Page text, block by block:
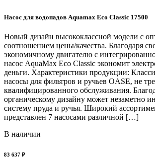
Насос для водопадов Aquamax Eco Classic 17500
Новый дизайн высококлассной модели с
соотношением цены/качества. Благодаря
экономичному двигателю с
насос AquaMax Eco Classic экономит
деньги. Характеристики продукции:
насосы для фильтров и ручьев OASE, не
квалифицированного обслуживания.
органическому дизайну может незаметно
систему пруда и ручья. Широкий
представлен 7 насосами различной […]
В наличии
83 637 ₽